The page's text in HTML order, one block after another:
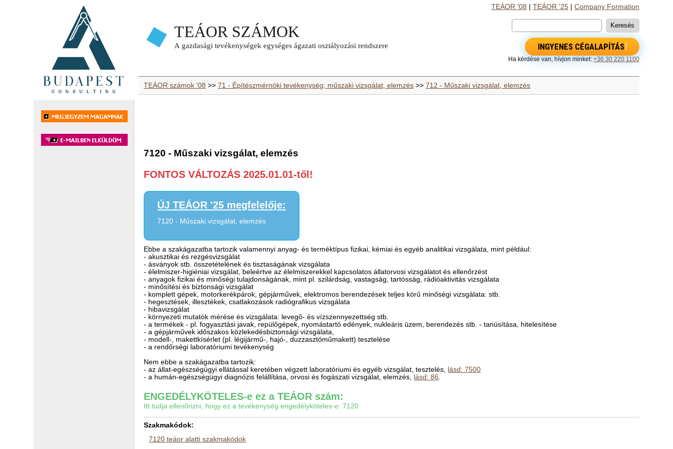
TEÁOR '08 TEÁOR '25| Company Formation
INGYENES CÉGALAPÍTÁS
Ha kérdése van, hívjon minket: +36 30 220 1100
TEÁOR számok '08 >>71 - Építészmérnöki tevékenység; műszaki vizsgálat, elemzés >>712 - Műszaki vizsgálat, elemzés
7120 - Műszaki vizsgálat, elemzés
FONTOS VÁLTOZÁS 2025.01.01-től!
ÚJ TEÁOR '25 megfelelője:
7120 - Műszaki vizsgálat, elemzés
Ebbe a szakágazatba tartozik valamennyi anyag- és terméktípus fizikai, kémiai és egyéb analitikai vizsgálata, mint például:
- akusztikai és rezgésvizsgálat
- ásványok stb. összetételének és tisztaságának vizsgálata
- élelmiszer-higiéniai vizsgálat, beleértve az élelmiszerekkel kapcsolatos állatorvosi vizsgálatot és ellenőrzést
- anyagok fizikai és minőségi tulajdonságának, mint pl. szilárdság, vastagság, tartósság, rádióaktivitás vizsgálata
- minősítési és biztonsági vizsgálat
- komplett gépek, motorkerékpárok, gépjárművek, elektromos berendezések teljes körű minőségi vizsgálata: stb.
- hegesztések, illesztékek, csatlakozások radiógrafikus vizsgálata
- hibavizsgálat
- környezeti mutatók mérése és vizsgálata: levegő- és vízszennyezettség stb.
- a termékek - pl. fogyasztási javak, repülőgépek, nyomástartó edények, nukleáris üzem, berendezés stb. - tanúsítása, hitelesítése
- a gépjárművek időszakos közlekedésbiztonsági vizsgálata,
- modell-, makettkísérlet (pl. légijármű-, hajó-, duzzasztóműmakett) tesztelése
- a rendőrségi laboratóriumi tevékenység
Nem ebbe a szakágazatba tartozik:
- az állat-egészségügyi ellátással keretében végzett laboratóriumi és egyéb vizsgálat, tesztelés, lásd: 7500
- a humán-egészségügyi diagnózis felállítása, orvosi és fogászati vizsgálat, elemzés, lásd: 86
ENGEDÉLYKÖTELES-e ez a TEÁOR szám:
Itt tudja ellenőrizni, hogy ez a tevékenység engedélyköteles-e: 7120
Szakmakódok:
7120 teáor alatti szakmakódok